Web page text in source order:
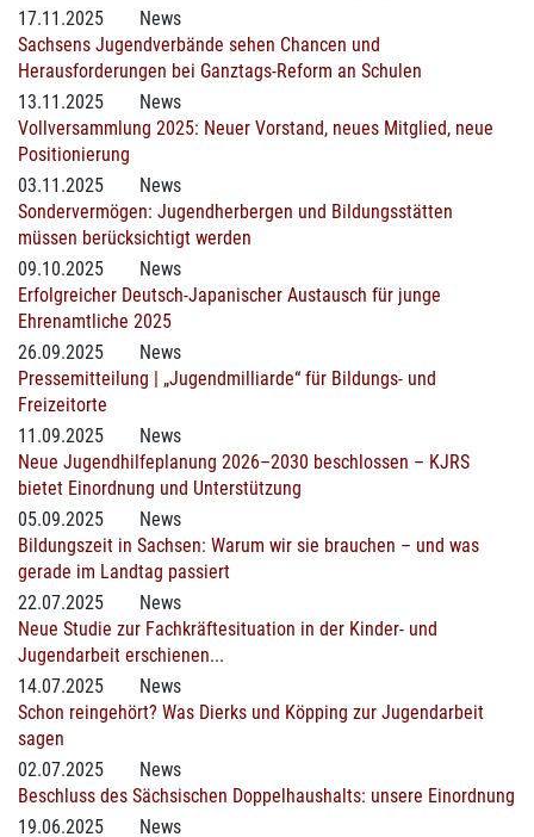
17.11.2025
News
Sachsens Jugendverbände sehen Chancen und
Herausforderungen bei Ganztags-Reform an Schulen
13.11.2025
News
Vollversammlung 2025: Neuer Vorstand, neues Mitglied, neue
Positionierung
03.11.2025
News
Sondervermögen: Jugendherbergen und Bildungsstätten
müssen berücksichtigt werden
09.10.2025
News
Erfolgreicher Deutsch-Japanischer Austausch für junge
Ehrenamtliche 2025
26.09.2025
News
Pressemitteilung | „Jugendmilliarde“ für Bildungs- und
Freizeitorte
11.09.2025
News
Neue Jugendhilfeplanung 2026–2030 beschlossen – KJRS
bietet Einordnung und Unterstützung
05.09.2025
News
Bildungszeit in Sachsen: Warum wir sie brauchen – und was
gerade im Landtag passiert
22.07.2025
News
Neue Studie zur Fachkräftesituation in der Kinder- und
Jugendarbeit erschienen...
14.07.2025
News
Schon reingehört? Was Dierks und Köpping zur Jugendarbeit
sagen
02.07.2025
News
Beschluss des Sächsischen Doppelhaushalts: unsere Einordnung
19.06.2025
News